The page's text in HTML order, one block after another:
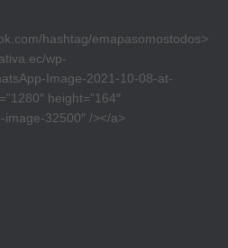
hashtag/emapasomostodos>
wp-
Image-2021-10-08-at-
height=”164″
image-32500″ /></a>